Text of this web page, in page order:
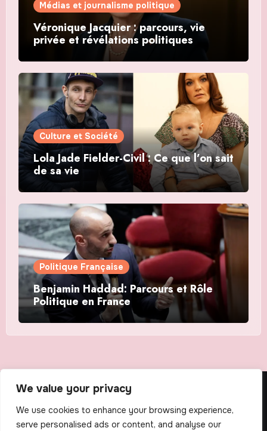
We value your privacy
We use cookies to enhance your browsing experience,
serve personalised ads or content, and analyse our
Médias et journalisme politique
Véronique Jacquier : parcours, vie
privée et révélations politiques
Culture et Société
Lola Jade Fielder-Civil : Ce que l’on sait
de sa vie
Politique Française
Benjamin Haddad: Parcours et Rôle
Politique en France
The Scribens